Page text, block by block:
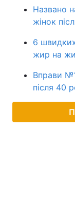
Названо
жінок
6
жир на
Вправи
після 40